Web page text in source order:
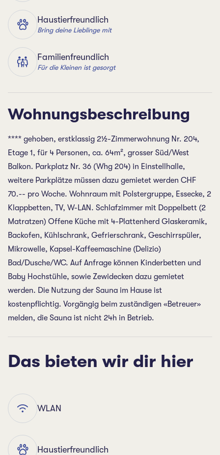
Haustierfreundlich
Bring deine Lieblinge mit
Familienfreundlich
Für die Kleinen ist gesorgt
Wohnungsbeschreibung
**** gehoben, erstklassig 2½-Zimmerwohnung Nr. 204,
Etage 1, für 4 Personen, ca. 64m², grosser Süd/West
Balkon. Parkplatz Nr. 36 (Whg 204) in Einstellhalle,
weitere Parkplätze müssen dazu gemietet werden CHF
70.-- pro Woche. Wohnraum mit Polstergruppe, Essecke, 2
Klappbetten, TV, W-LAN. Schlafzimmer mit Doppelbett (2
Matratzen) Offene Küche mit 4-Plattenherd Glaskeramik,
Backofen, Kühlschrank, Gefrierschrank, Geschirrspüler,
Mikrowelle, Kapsel-Kaffeemaschine (Delizio)
Bad/Dusche/WC. Auf Anfrage können Kinderbetten und
Baby Hochstühle, sowie Zewidecken dazu gemietet
werden. Die Nutzung der Sauna im Hause ist
kostenpflichtig. Vorgängig beim zuständigen «Betreuer»
melden, die Sauna ist nicht 24h in Betrieb.
Das bieten wir dir hier
WLAN
Haustierfreundlich